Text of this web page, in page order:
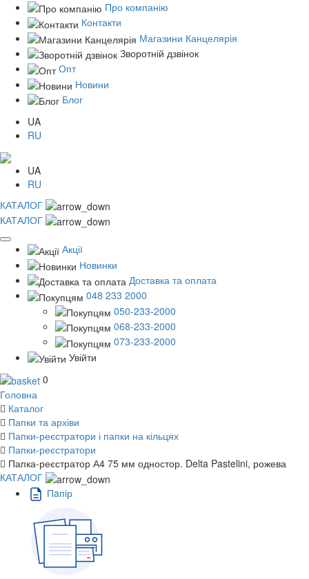
Про компанію
Контакти
Магазини Канцелярія
Зворотній дзвінок
Опт
Новини
Блог
UA
RU
UA
RU
КАТАЛОГ
КАТАЛОГ
Акції
Новинки
Доставка та оплата
048 233 2000
050-233-2000
068-233-2000
073-233-2000
Увійти
0
Головна
Каталог
Папки та архіви
Папки-реєстратори і папки на кільцях
Папки-реєстратори
Папка-реєстратор А4 75 мм одностор. Delta Pastelini, рожева
КАТАЛОГ
Пaпiр